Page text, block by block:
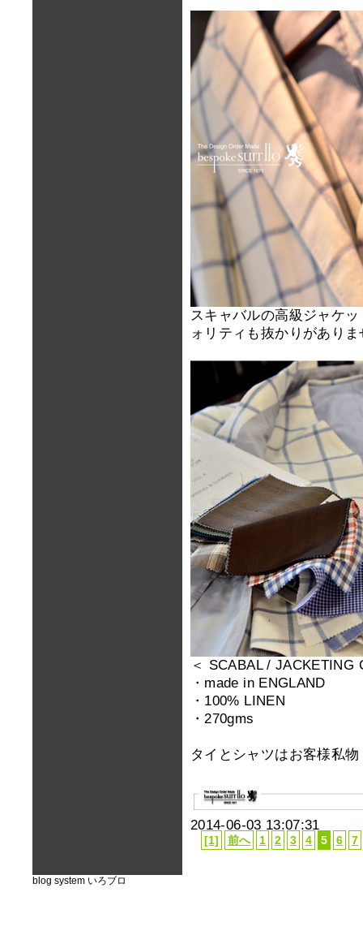
スキャバルの高級ジャケ
ォリティも抜かりがあり
＜ SCABAL / JACKETING
・made in ENGLAND
・100% LINEN
・270gms
タイとシャツはお客様私物
2014-06-03 13:07:31
[1] 前へ 1 2 3 4 5 6 7
blog system いろブロ